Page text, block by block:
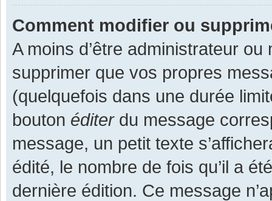
Comment modifier ou
A moins d’être administrateur
supprimer que vos propres
(quelquefois dans une durée
bouton éditerdu message
message, un petit texte
édité, le nombre de fois qu’il a
dernière édition. Ce message